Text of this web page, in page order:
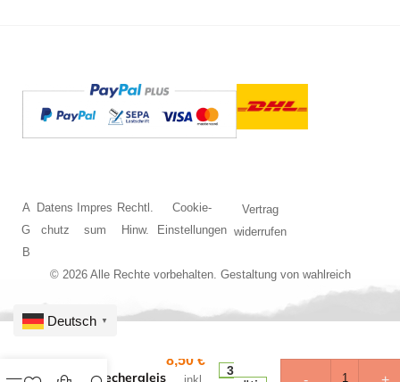
© 2026 Alle Rechte vorbehalten. Gestaltung von wahlreich
A
G
B
Datens
chutz
Impres
sum
Rechtl.
Hinw.
Cookie-
Einstellungen
Vertrag
widerrufen
Unterbrechergleis
8,50 €
inkl.
3
Deutsch ▼